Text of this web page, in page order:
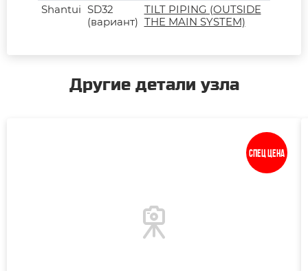
Shantui SD32
(вариант)
TILT PIPING (OUTSIDE
THE MAIN SYSTEM)
Другие детали узла
Спец цена